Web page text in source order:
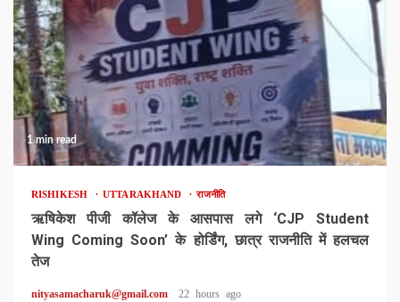
1 min read
RISHIKESH UTTARAKHAND राजनीति
ऋषिकेश पीजी कॉलेज के आसपास लगे ‘CJP Student
Wing Coming Soon’ के होर्डिंग, छात्र राजनीति में हलचल
तेज
nityasamacharuk@gmail.com 22 hours ago